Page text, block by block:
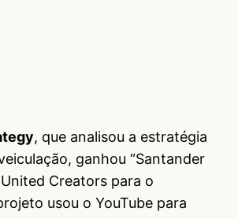
, que analisou a estratégia
ganhou “Santander
United Creators para o
usou o YouTube para